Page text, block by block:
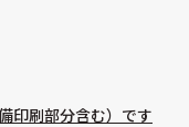
印刷部分含む）です